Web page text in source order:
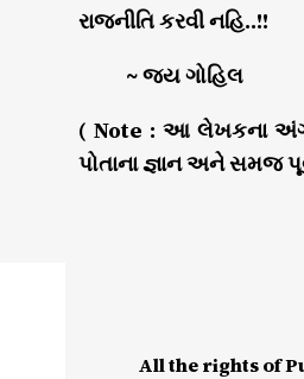
રાજનીતિ કરવી નહિ..!!
~ જય ગોહિલ
( Note : આ લેખકના
પોતાના જ્ઞાન અને સમજ
All the rights of